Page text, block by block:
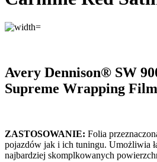
Avery Dennison® SW
Supreme Wrapping Film
ZASTOSOWANIE: Folia
pojazdów jak i ich tuningu. Umożliwia
najbardziej skomplkowanych